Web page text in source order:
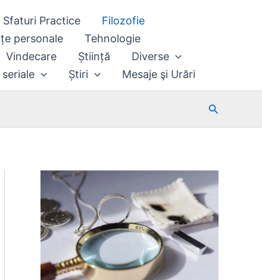
Sfaturi Practice
Filozofie
personale
Tehnologie
Vindecare Știință
Diverse
Știri Mesaje şi Urări
Search